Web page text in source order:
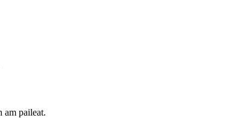
am paileat.